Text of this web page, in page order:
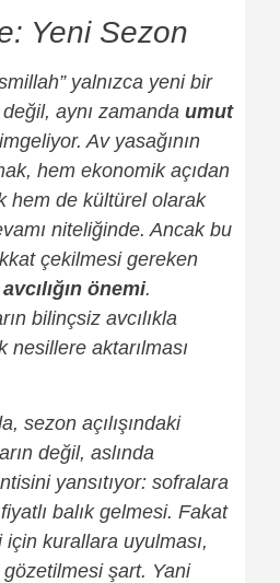
Yeni Sezon
yalnızca yeni bir
değil, aynı zamanda umut
Av yasağının
hem ekonomik açıdan
hem de kültürel olarak
niteliğinde. Ancak bu
çekilmesi gereken
önemi.
bilinçsiz avcılıkla
aktarılması
sezon açılışındaki
değil, aslında
yansıtıyor: sofralara
balık gelmesi. Fakat
kurallara uyulması,
şart. Yani